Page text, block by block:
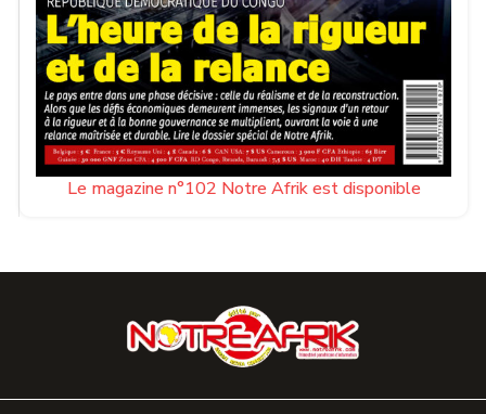
Le magazine n°102 Notre Afrik est disponible